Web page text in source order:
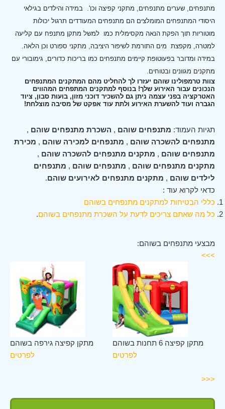
מתנפחים, שערים מתנפחים, מתקני קפיצה וכו'. במידה והילדים בגילאי
היסודי המתנפחים המומלצים הם מתנפחים המעודדים תרגול יכולות
מוטוריות תוך הפקת הנאה מקסימלית כמו למשל מתקן מתנפח עם קליעה
למטרה, מקפצת מים התורמת לשיפור היציבה, מתקני ספורט וכן הלאה.
במידה ומדובר בפעוטופת קיימים מתנפחים כמו בריכות כדורים, גימובורי עם
מתקנים מגוונים ובטוחים.
צוות טרמפולינו שוהם יעזרו לך להחליט מהם המתקנים המתנפחים
הנכונים עבור האירוע שלך! בנוסף למתקנים המתפחים המהווים
האטרקציה בפני עצמה ניתן גם להשכיר דוכני מזון, בועות סבון, ציוד
הגברה ועוד להשערת האירוע ולתת עוד אפקט של מסיבה מוצלחת!
תגיות העמוד: מתנפחים שוהם , השכרת מתנפחים שוהם ,
מתנפחים להשכרה שוהם , מתנפחים למכירה שוהם , מכירת
מתנפחים שוהם , מתקנים מתנפחים להשכרה שוהם ,
מתקנים מתנפחים שוהם , מתנפחים שוהם , מתנפחים
לילדים שוהם , מתקנים מתנפחים לאירועים שוהם.
כדאי לקרוא עוד :
כללי הבטיחות למתקנים מתנפחים בשוהם
כל מה שאתם צריכים לדעת על השכרת מתנפחים בשוהם.
מבצעי מתנפחים בשוהם:
>>>
מתקן קפיצה גירפה בשוהם
לפרטים
מתקן קפיצה 6 תחנות בשוהם
לפרטים
<<<